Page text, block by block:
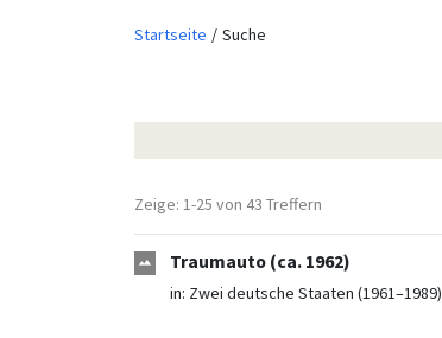
Startseite Suche
Zeige: 1-25 von 43 Treffern
Traumauto (ca. 1962)
in: Zwei deutsche Staaten (1961–1989)